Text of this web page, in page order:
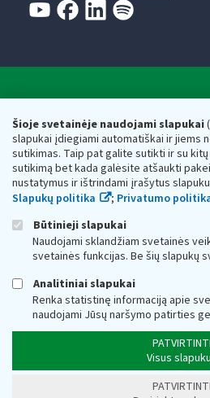
Šioje svetainėje naudojami slapukai
slapukai įdiegiami automatiškai ir jiems
sutikimas. Taip pat galite sutikti ir su
sutikimą bet kada galėsite atšaukti
nustatymus ir ištrindami įrašytus
Slapukų politika
; Privatumo
Būtinieji slapukai
Naudojami sklandžiam svetainės
svetainės funkcijas. Be šių slapukų
Analitiniai slapukai
Renka statistinę informaciją apie
naudojami Jūsų naršymo patirties
PATVIRTINTI
Visus
PATVIRTINTI
Respublikos finansų
Biudžetinė įstaiga. Juridinio asmens
adresas: Vasario 16-osios g. 14, 01107
vmi@vmi.lt, E. pristatymo dėžutės
Duomenys apie Valstybinę mokesčių
Respublikos finansų ministerijos